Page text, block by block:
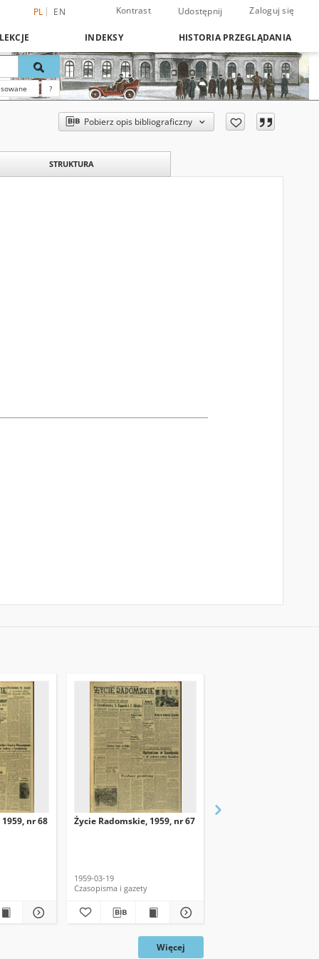
PL EN Kontrast Udostępnij Zaloguj się
INDEKSY HISTORIA PRZEGLĄDANIA
?
Pobierz opis bibliograficzny
STRUKTURA
nr 68 Życie Radomskie, 1959, nr 67
1959-03-19
Czasopisma i gazety
Więcej